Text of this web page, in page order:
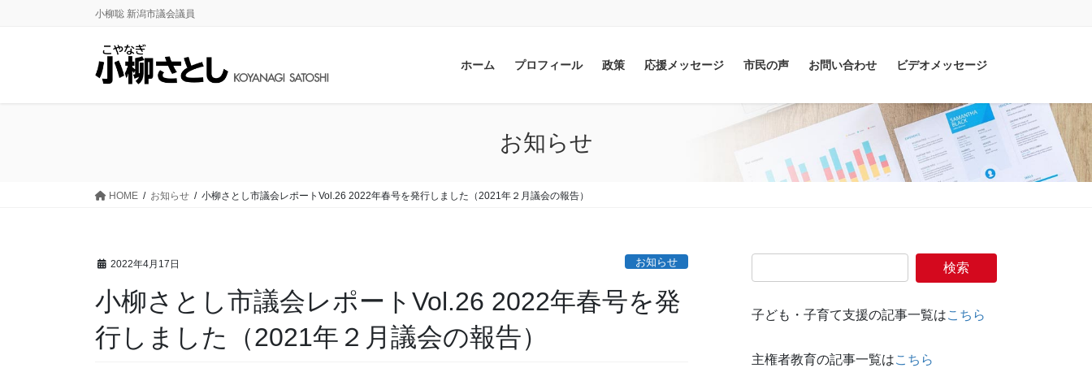
小柳聡 新潟市議会議員
ホーム プロフィール 政策 応援メッセージ 市民の声 お問い合わせ ビデオメッセージ
お知らせ
HOME お知らせ 小柳さとし市議会レポートVol.26 2022年春号を発行しました（2021年２月議会の報告）
2022年4月17日 お知らせ
小柳さとし市議会レポートVol.26 2022年春号を発
行しました（2021年２月議会の報告）
子ども・子育て支援の記事一覧はこちら
主権者教育の記事一覧はこちら